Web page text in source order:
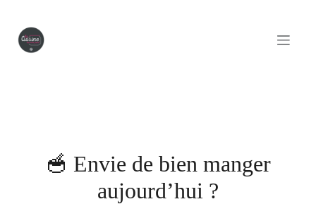
🥣 Envie de bien manger
aujourd’hui ?